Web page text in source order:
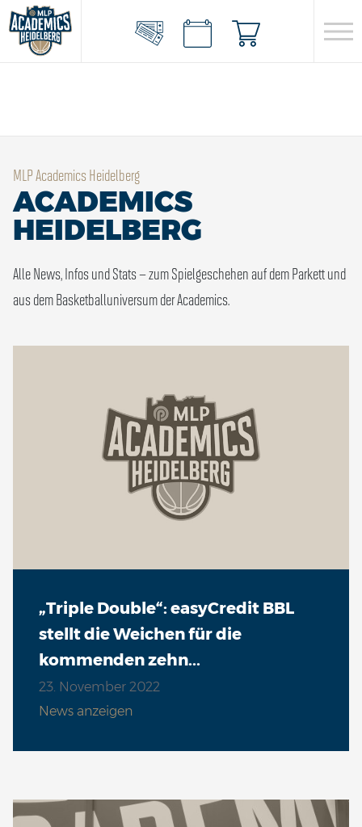
MLP Academics Heidelberg
ACADEMICS
HEIDELBERG
Alle News, Infos und Stats – zum Spielgeschehen auf dem Parkett und
aus dem Basketballuniversum der Academics.
„Triple Double“: easyCredit BBL
stellt die Weichen für die
kommenden zehn...
23. November 2022
News anzeigen